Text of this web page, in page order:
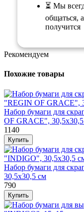
⏳ Мы
общаться,
получится
Рекомендуем
Похожие товары
Набор бумаги для
OF GRACE",
1140
Набор бумаги для
30,5х30,5 см
790